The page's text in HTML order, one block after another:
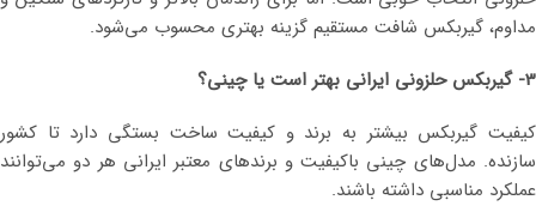
مداوم، گیربکس شافت مستقیم گزینه بهتری محسوب می‌شود.
3- گیربکس حلزونی ایرانی بهتر است یا چینی؟
کیفیت گیربکس بیشتر به برند و کیفیت ساخت بستگی دارد تا کشور
سازنده. مدل‌های چینی باکیفیت و برندهای معتبر ایرانی هر دو می‌توانند
عملکرد مناسبی داشته باشند.